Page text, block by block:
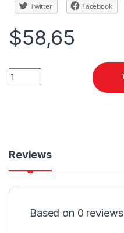
Twitter Facebook
$58,65
Reviews
Based on 0 reviews